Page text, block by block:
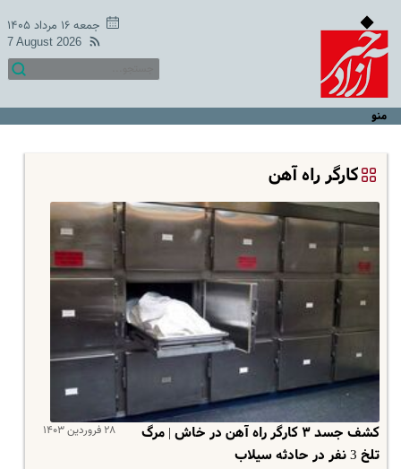
جمعه ۱۶ مرداد ۱۴۰۵
7 August 2026
منو
کارگر راه آهن
۲۸ فروردین ۱۴۰۳
کشف جسد ۳ کارگر راه آهن در خاش | مرگ
تلخ 3 نفر در حادثه سیلاب